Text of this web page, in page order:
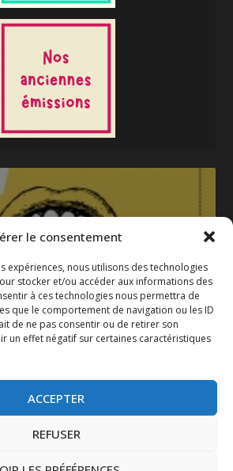
le consentement
expériences, nous utilisons des technologies
stocker et/ou accéder aux informations des
à ces technologies nous permettra de
que le comportement de navigation ou les ID
de ne pas consentir ou de retirer son
un effet négatif sur certaines caractéristiques
ACCEPTER
REFUSER
gazette 2025-2026